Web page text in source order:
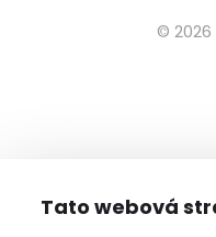
Tato webová
© 2026